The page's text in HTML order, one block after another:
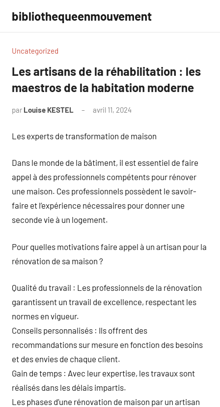
contenu
bibliothequeenmouvement
Uncategorized
Les artisans de la réhabilitation : les
maestros de la habitation moderne
par Louise KESTEL avril 11, 2024
Les experts de transformation de maison
Dans le monde de la bâtiment, il est essentiel de faire
appel à des professionnels compétents pour rénover
une maison. Ces professionnels possèdent le savoir-
faire et l’expérience nécessaires pour donner une
seconde vie à un logement.
Pour quelles motivations faire appel à un artisan pour la
rénovation de sa maison ?
Qualité du travail : Les professionnels de la rénovation
garantissent un travail de excellence, respectant les
normes en vigueur.
Conseils personnalisés : Ils offrent des
recommandations sur mesure en fonction des besoins
et des envies de chaque client.
Gain de temps : Avec leur expertise, les travaux sont
réalisés dans les délais impartis.
Les phases d’une rénovation de maison par un artisan